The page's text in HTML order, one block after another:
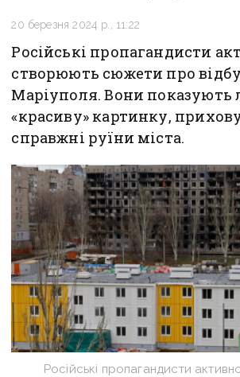
20 березня 2024 р., 11:22
Російські пропагандисти
створюють сюжети про
Маріуполя. Вони показують
«красиву» картинку,
справжні руїни міста.
Російські пропагандисти